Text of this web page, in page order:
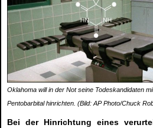
Oklahoma will in der Not seine Todeskandidaten
Pentobarbital hinrichten. (Bild: AP Photo/Chuck
Bei der Hinrichtung eines